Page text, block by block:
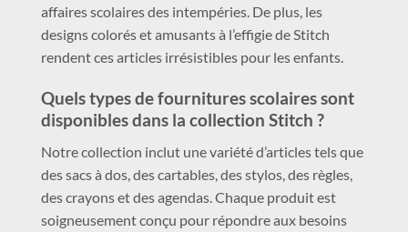
affaires scolaires des intempéries. De plus, les
designs colorés et amusants à l’effigie de Stitch
rendent ces articles irrésistibles pour les enfants.
Quels types de fournitures scolaires sont
disponibles dans la collection Stitch ?
Notre collection inclut une variété d’articles tels que
des sacs à dos, des cartables, des stylos, des règles,
des crayons et des agendas. Chaque produit est
soigneusement conçu pour répondre aux besoins